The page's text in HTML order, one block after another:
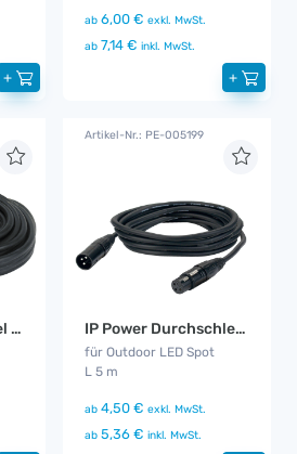
+
ab 6,00 € exkl. MwSt.
ab 7,14 € inkl. MwSt.
+
Verlängerungskabel 10 m
Artikel-Nr.: PE-005199
IP Power Durchschleifkabel 5 m
für Outdoor LED Spot
L 5 m
ab 4,50 € exkl. MwSt.
ab 5,36 € inkl. MwSt.